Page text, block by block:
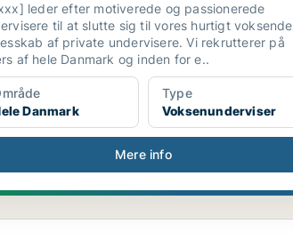
leder efter motiverede og passionerede
til at slutte sig til vores hurtigt voksende
af private undervisere. Vi rekrutterer på
af hele Danmark og inden for e..
Danmark
Type
Voksenunderviser
Mere info